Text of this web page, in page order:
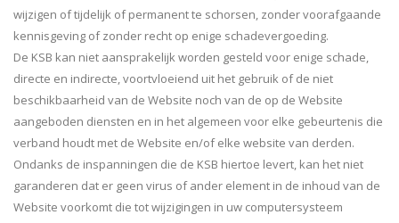
wijzigen of tijdelijk of permanent te schorsen, zonder voorafgaande
kennisgeving of zonder recht op enige schadevergoeding.
De KSB kan niet aansprakelijk worden gesteld voor enige schade,
directe en indirecte, voortvloeiend uit het gebruik of de niet
beschikbaarheid van de Website noch van de op de Website
aangeboden diensten en in het algemeen voor elke gebeurtenis die
verband houdt met de Website en/of elke website van derden.
Ondanks de inspanningen die de KSB hiertoe levert, kan het niet
garanderen dat er geen virus of ander element in de inhoud van de
Website voorkomt die tot wijzigingen in uw computersysteem